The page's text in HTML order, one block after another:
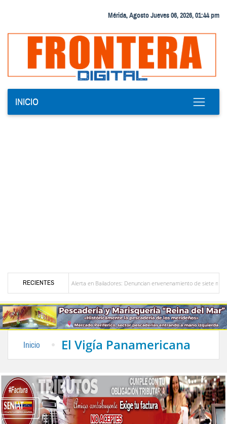
Mérida, Agosto Jueves 06, 2026, 01:44 pm
INICIO
RECIENTES
Alerta en Bailadores: Denuncian envenenamiento de siete mascotas en El
Inicio El Vigía Panamericana